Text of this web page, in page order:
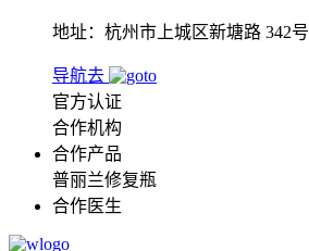
地址：杭州市上城区新塘路 342号
导航去
官方认证
合作机构
合作产品
普丽兰修复瓶
合作医生